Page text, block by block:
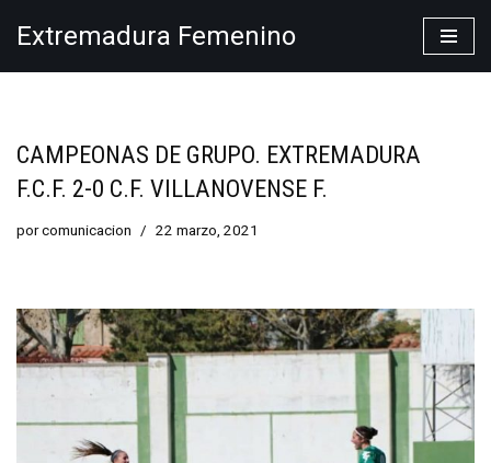
Extremadura Femenino
CAMPEONAS DE GRUPO. EXTREMADURA
F.C.F. 2-0 C.F. VILLANOVENSE F.
porcomunicacion 22 marzo, 2021